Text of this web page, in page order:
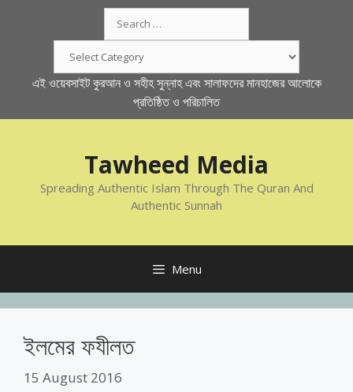
for:
এই ওয়েবসাইট কুরআন ও সহীহ সুন্নাহ এবং সালাফদের মানহাজের আলোকে
প্রতিষ্ঠিত ও পরিচালিত
Tawheed Media
Spreading Authentic Islam Through The Quran And
Authentic Sunnah
Menu
ইলমের ফযীলত
15 August 2016